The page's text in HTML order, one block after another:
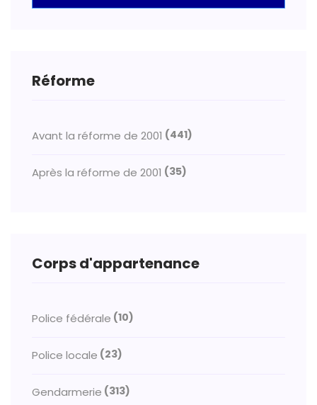
Réforme
Avant la réforme de 2001 (441)
Après la réforme de 2001 (35)
Corps d'appartenance
Police fédérale (10)
Police locale (23)
Gendarmerie (313)